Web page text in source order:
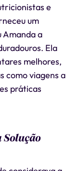
e
um
Amanda a
Ela
melhores,
como viagens a
práticas